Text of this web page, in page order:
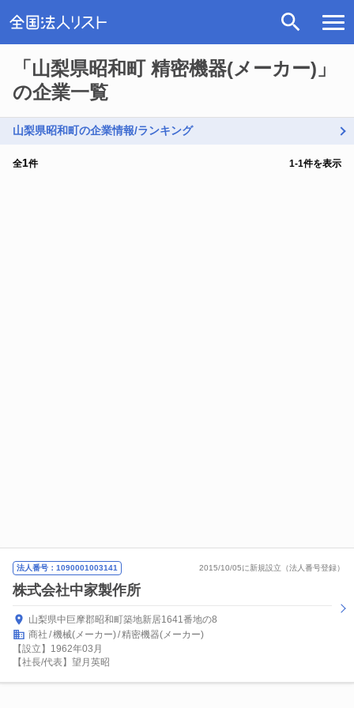
「山梨県昭和町 精密機器(メーカー)」
の企業一覧
山梨県昭和町の企業情報/ランキング
全1件 1-1件を表示
法人番号：1090001003141 2015/10/05に新規設立（法人番号登録）
株式会社中家製作所
山梨県中巨摩郡昭和町築地新居1641番地の8
商社 機械(メーカー) 精密機器(メーカー)
【設立】1962年03月
【社長/代表】望月英昭